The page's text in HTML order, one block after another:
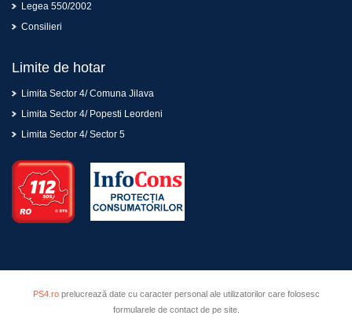
Legea 550/2002
Consilieri
Limite de hotar
Limita Sector 4/ Comuna Jilava
Limita Sector 4/ Popesti Leordeni
Limita Sector 4/ Sector 5
PS4.roprelucrează date cu caracter personal ale utilizatorilor care folosesc
formularele de contact de pe site.